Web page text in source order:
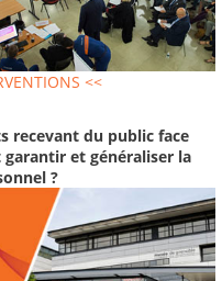
<<
recevant du public face
et généraliser la
?